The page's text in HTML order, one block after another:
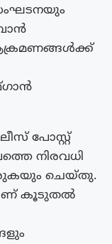
പോസ്റ്റ്
നിരവധി
ചെയ്തു.
കൂടുതൽ